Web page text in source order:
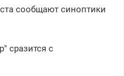
сообщают синоптики
сразится с